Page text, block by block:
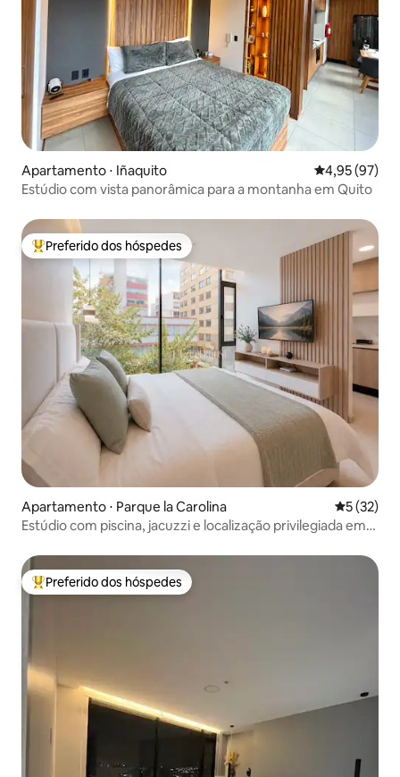
Apartamento ⋅ Iñaquito 4,95 de uma
4,95 (97)
Estúdio com vista panorâmica para a montanha em Quito
Entre os melhores preferidos dos hóspedes
Preferido dos hóspedes
Apartamento ⋅ Parque la Carolina 5 de uma
5 (32)
Estúdio com piscina, jacuzzi e localização privilegiada em
Entre os melhores preferidos dos hóspedes
Preferido dos hóspedes